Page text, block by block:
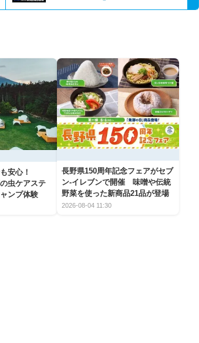
安心！
虫ケアステ
ンプ体験
長野県150周年記念フェアがセブ
ン-イレブンで開催 味噌や伝統
野菜を使った新商品21品が登場
2026-08-04 11:30